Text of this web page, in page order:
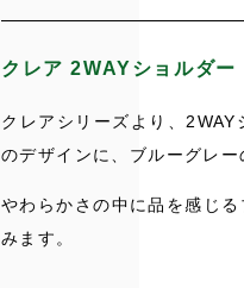
クレア 2WAYショルダー
クレアシリーズより、
のデザインに、ブルーグレー
やわらかさの中に品を感じ
みます。